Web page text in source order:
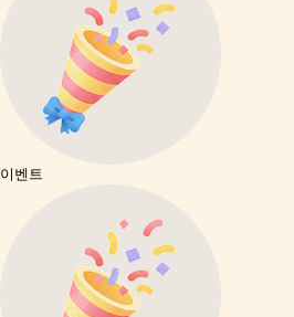
이벤트